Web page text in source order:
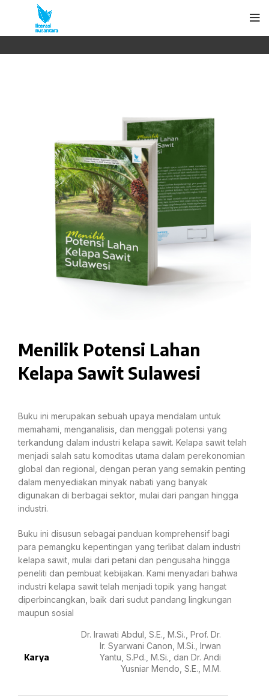
Menilik Potensi Lahan
Kelapa Sawit Sulawesi
Buku ini merupakan sebuah upaya mendalam untuk
memahami, menganalisis, dan menggali potensi yang
terkandung dalam industri kelapa sawit. Kelapa sawit telah
menjadi salah satu komoditas utama dalam perekonomian
global dan regional, dengan peran yang semakin penting
dalam menyediakan minyak nabati yang banyak
digunakan di berbagai sektor, mulai dari pangan hingga
industri.
Buku ini disusun sebagai panduan komprehensif bagi
para pemangku kepentingan yang terlibat dalam industri
kelapa sawit, mulai dari petani dan pengusaha hingga
peneliti dan pembuat kebijakan. Kami menyadari bahwa
industri kelapa sawit telah menjadi topik yang hangat
diperbincangkan, baik dari sudut pandang lingkungan
maupun sosial
Karya
Dr. Irawati Abdul, S.E., M.Si., Prof. Dr.
Ir. Syarwani Canon, M.Si., Irwan
Yantu, S.Pd., M.Si., dan Dr. Andi
Yusniar Mendo, S.E., M.M.